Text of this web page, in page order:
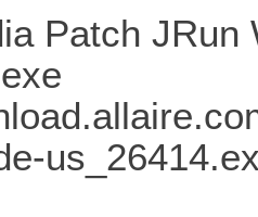
Patch JRun